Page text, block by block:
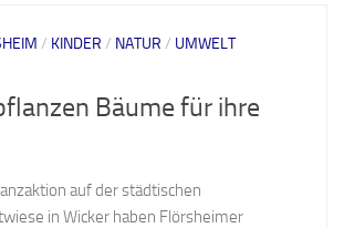
/ KINDER / NATUR / UMWELT
Bäume für ihre
auf der städtischen
in Wicker haben Flörsheimer